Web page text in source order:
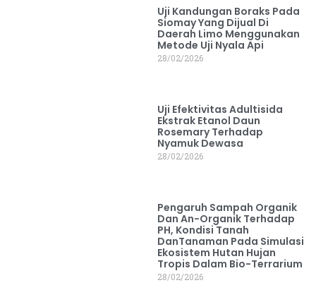
Uji Kandungan Boraks Pada
Siomay Yang Dijual Di
Daerah Limo Menggunakan
Metode Uji Nyala Api
28/02/2026
Uji Efektivitas Adultisida
Ekstrak Etanol Daun
Rosemary Terhadap
Nyamuk Dewasa
28/02/2026
Pengaruh Sampah Organik
Dan An-Organik Terhadap
PH, Kondisi Tanah
DanTanaman Pada Simulasi
Ekosistem Hutan Hujan
Tropis Dalam Bio-Terrarium
28/02/2026